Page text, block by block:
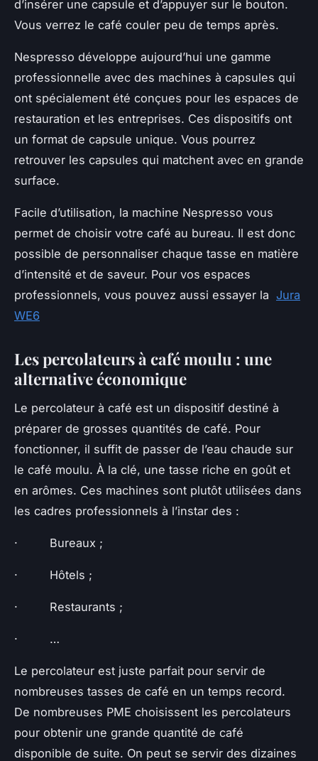
d’insérer une capsule et d’appuyer sur le bouton.
Vous verrez le café couler peu de temps après.
Nespresso développe aujourd’hui une gamme
professionnelle avec des machines à capsules qui
ont spécialement été conçues pour les espaces de
restauration et les entreprises. Ces dispositifs ont
un format de capsule unique. Vous pourrez
retrouver les capsules qui matchent avec en grande
surface.
Facile d’utilisation, la machine Nespresso vous
permet de choisir votre café au bureau. Il est donc
possible de personnaliser chaque tasse en matière
d’intensité et de saveur. Pour vos espaces
professionnels, vous pouvez aussi essayer la Jura
WE6
Les percolateurs à café moulu : une
alternative économique
Le percolateur à café est un dispositif destiné à
préparer de grosses quantités de café. Pour
fonctionner, il suffit de passer de l’eau chaude sur
le café moulu. À la clé, une tasse riche en goût et
en arômes. Ces machines sont plutôt utilisées dans
les cadres professionnels à l’instar des :
· Bureaux ;
· Hôtels ;
· Restaurants ;
· …
Le percolateur est juste parfait pour servir de
nombreuses tasses de café en un temps record.
De nombreuses PME choisissent les percolateurs
pour obtenir une grande quantité de café
disponible de suite. On peut se servir des dizaines